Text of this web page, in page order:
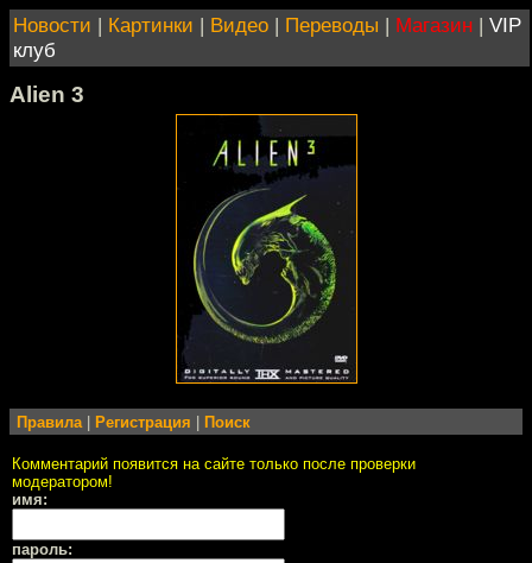
Новости | Картинки | Видео | Переводы | Магазин | VIP
клуб
Alien 3
Правила Регистрация Поиск
Комментарий появится на сайте только после проверки
модератором!
имя:
пароль: